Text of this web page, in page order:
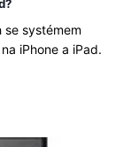
se systémem
iPhone a iPad.